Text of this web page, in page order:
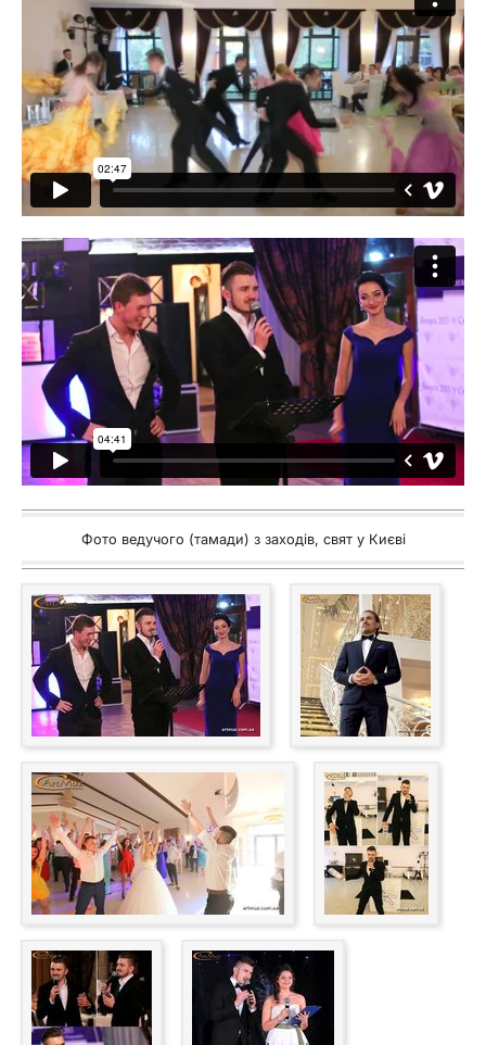
Фото ведучого (тамади) з заходів, свят у Києві